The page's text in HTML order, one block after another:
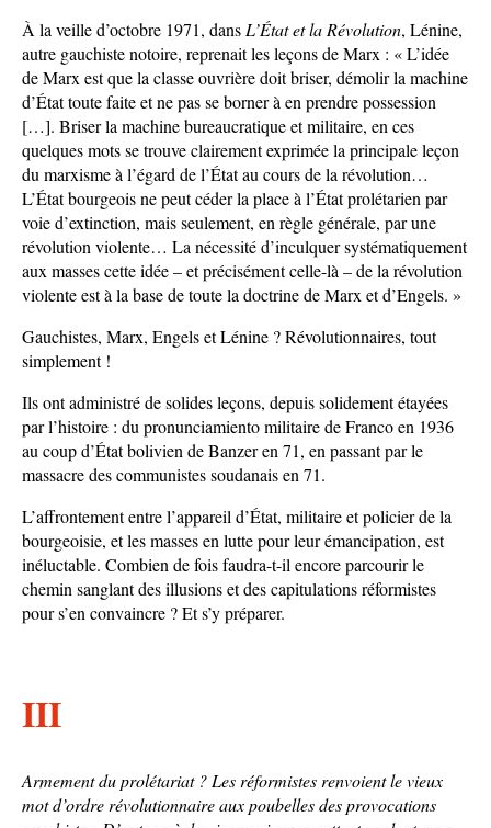
À la veille d’octobre 1971, dans L’État et la Révolution, Lénine,
autre gauchiste notoire, reprenait les leçons de Marx : « L’idée
de Marx est que la classe ouvrière doit briser, démolir la machine
d’État toute faite et ne pas se borner à en prendre possession
[…]. Briser la machine bureaucratique et militaire, en ces
quelques mots se trouve clairement exprimée la principale leçon
du marxisme à l’égard de l’État au cours de la révolution…
L’État bourgeois ne peut céder la place à l’État prolétarien par
voie d’extinction, mais seulement, en règle générale, par une
révolution violente… La nécessité d’inculquer systématiquement
aux masses cette idée – et précisément celle-là – de la révolution
violente est à la base de toute la doctrine de Marx et d’Engels. »
Gauchistes, Marx, Engels et Lénine ? Révolutionnaires, tout
simplement !
Ils ont administré de solides leçons, depuis solidement étayées
par l’histoire : du pronunciamiento militaire de Franco en 1936
au coup d’État bolivien de Banzer en 71, en passant par le
massacre des communistes soudanais en 71.
L’affrontement entre l’appareil d’État, militaire et policier de la
bourgeoisie, et les masses en lutte pour leur émancipation, est
inéluctable. Combien de fois faudra-t-il encore parcourir le
chemin sanglant des illusions et des capitulations réformistes
pour s’en convaincre ? Et s’y préparer.
III
Armement du prolétariat ? Les réformistes renvoient le vieux
mot d’ordre révolutionnaire aux poubelles des provocations